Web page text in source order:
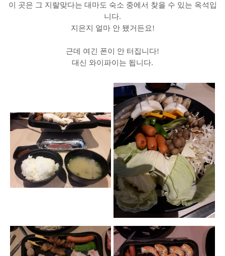
이 곳은 그 지랄맞다는 대마도 숙소 중에서 찾을 수 있는 옥석입
니다.
지은지 얼마 안 됐거든요!
근데 여긴 폰이 안 터집니다!
대신 와이파이는 됩니다.